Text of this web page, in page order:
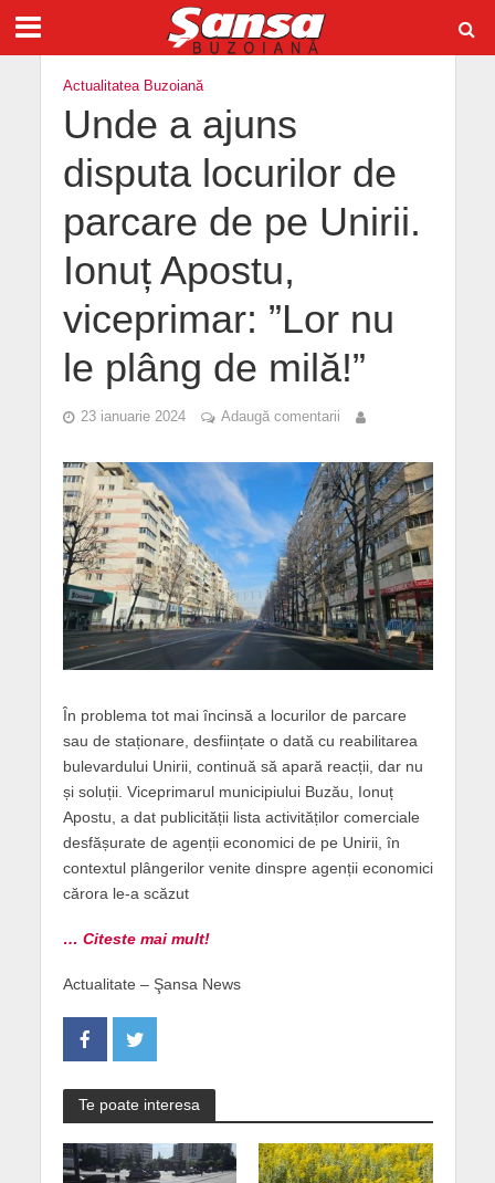
Actualitatea Buzoiană
Unde a ajuns
disputa locurilor de
parcare de pe Unirii.
Ionuț Apostu,
viceprimar: ”Lor nu
le plâng de milă!”
23 ianuarie 2024 Adaugă comentarii
În problema tot mai încinsă a locurilor de parcare
sau de staționare, desființate o dată cu reabilitarea
bulevardului Unirii, continuă să apară reacții, dar nu
și soluții. Viceprimarul municipiului Buzău, Ionuț
Apostu, a dat publicității lista activităților comerciale
desfășurate de agenții economici de pe Unirii, în
contextul plângerilor venite dinspre agenții economici
cărora le-a scăzut
… Citeste mai mult!
Actualitate – Şansa News
Te poate interesa